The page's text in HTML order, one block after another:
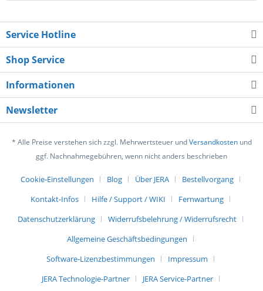
Service Hotline
Shop Service
Informationen
Newsletter
* Alle Preise verstehen sich zzgl. Mehrwertsteuer undVersandkostenund
ggf. Nachnahmegebühren, wenn nicht anders beschrieben
Cookie-Einstellungen Blog Über JERA
Bestellvorgang
Kontakt-Infos
Hilfe / Support / WIKI
Fernwartung
Datenschutzerklärung
Widerrufsbelehrung / Widerrufsrecht
Allgemeine Geschäftsbedingungen
Software-Lizenzbestimmungen
Impressum
JERA Technologie-Partner
JERA Service-Partner